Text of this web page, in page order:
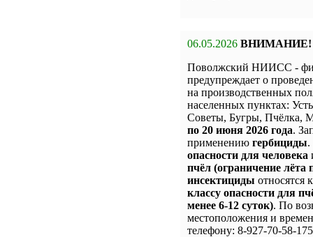
06.05.2026 ВНИМАНИЕ!
Поволжский НИИСС -
предупреждает о
на производственных
населенных пунктах:
Советы, Бугры, Пчёлка,
по 20 июня 2026 года.
применению гербициды.
опасности для человека
пчёл (ограничение лёта
инсектициды относятся
классу опасности для
менее 6-12 суток). По
местоположения и
телефону: 8-927-70-58-